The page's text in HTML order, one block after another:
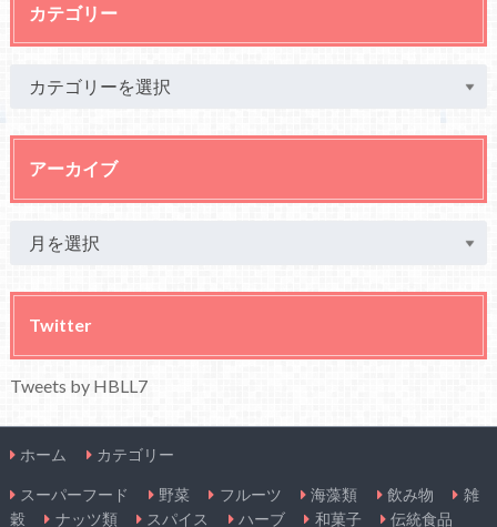
カテゴリー
アーカイブ
Twitter
Tweets by HBLL7
ホーム カテゴリー
スーパーフード 野菜 フルーツ 海藻類 飲み物
雑
穀
ナッツ類 スパイス ハーブ 和菓子 伝統食品